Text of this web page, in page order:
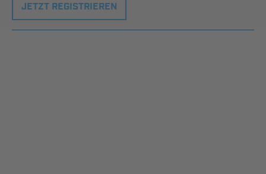
JETZT REGISTRIEREN